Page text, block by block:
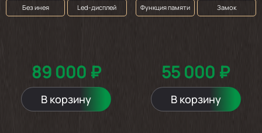
Без инея
Led-дисплей
89 000 ₽
В корзину
Функция памяти
Замок
55 000 ₽
В корзину